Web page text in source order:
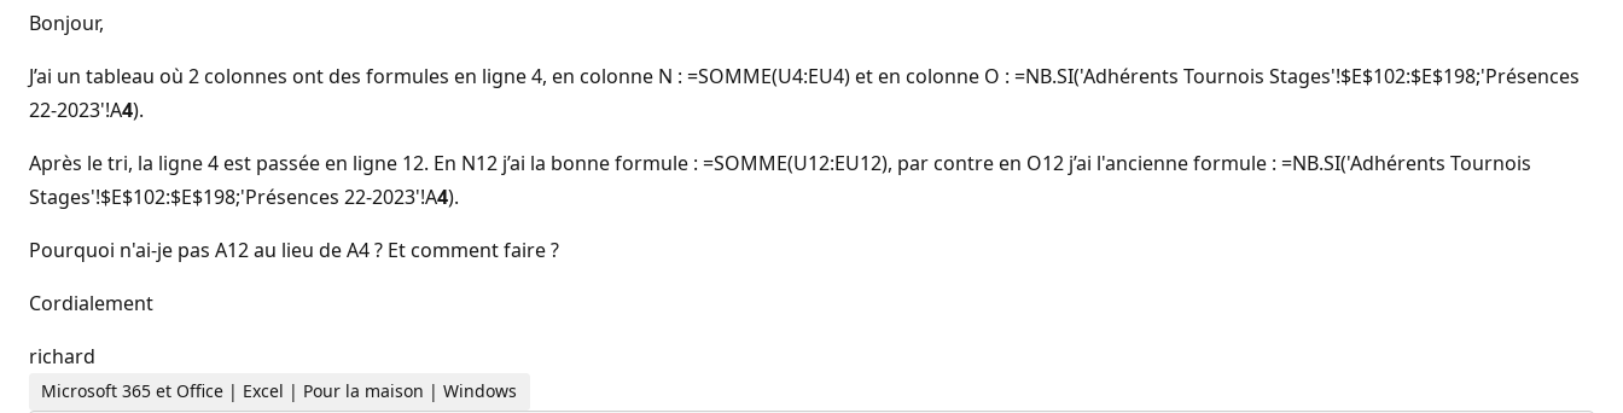
Bonjour,
J’ai un tableau où 2 colonnes ont des formules en ligne 4, en colonne N : =SOMME(U4:EU4) et en colonne O : =NB.SI('Adhérents Tournois Stages'!$E$102:$E$198;'Présences
22-2023'!A4).
Après le tri, la ligne 4 est passée en ligne 12. En N12 j’ai la bonne formule : =SOMME(U12:EU12), par contre en O12 j’ai l'ancienne formule : =NB.SI('Adhérents Tournois
Stages'!$E$102:$E$198;'Présences 22-2023'!A4).
Pourquoi n'ai-je pas A12 au lieu de A4 ? Et comment faire ?
Cordialement
richard
Microsoft 365 et Office | Excel | Pour la maison | Windows